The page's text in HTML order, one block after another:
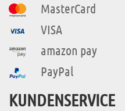
MasterCard
VISA
amazon pay
PayPal
KUNDENSERVICE